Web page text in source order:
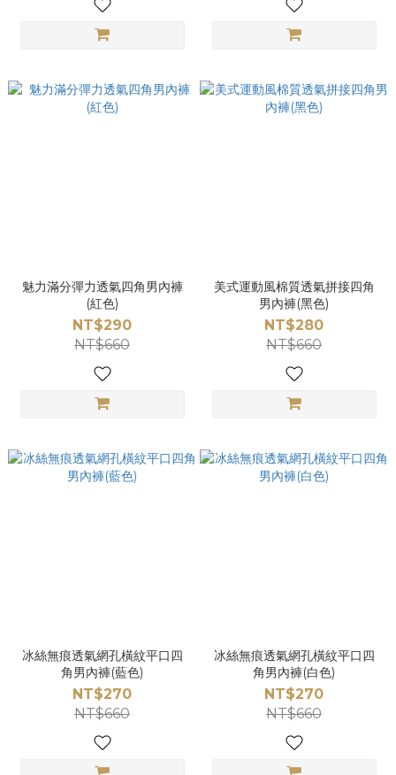
魅力滿分彈力透氣四角男內褲
(紅色)
NT$290
NT$660
美式運動風棉質透氣拼接四角
男內褲(黑色)
NT$280
NT$660
冰絲無痕透氣網孔橫紋平口四
角男內褲(藍色)
NT$270
NT$660
冰絲無痕透氣網孔橫紋平口四
角男內褲(白色)
NT$270
NT$660